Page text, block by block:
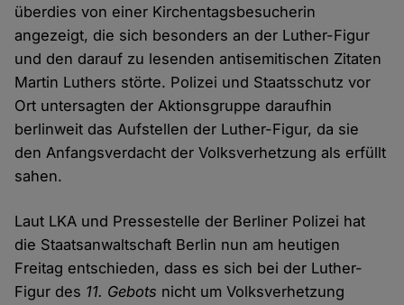
überdies von einer Kirchentagsbesucherin
angezeigt, die sich besonders an der Luther-Figur
und den darauf zu lesenden antisemitischen Zitaten
Martin Luthers störte. Polizei und Staatsschutz vor
Ort untersagten der Aktionsgruppe daraufhin
berlinweit das Aufstellen der Luther-Figur, da sie
den Anfangsverdacht der Volksverhetzung als erfüllt
sahen.
Laut LKA und Pressestelle der Berliner Polizei hat
die Staatsanwaltschaft Berlin nun am heutigen
Freitag entschieden, dass es sich bei der Luther-
Figur des 11. Gebots nicht um Volksverhetzung